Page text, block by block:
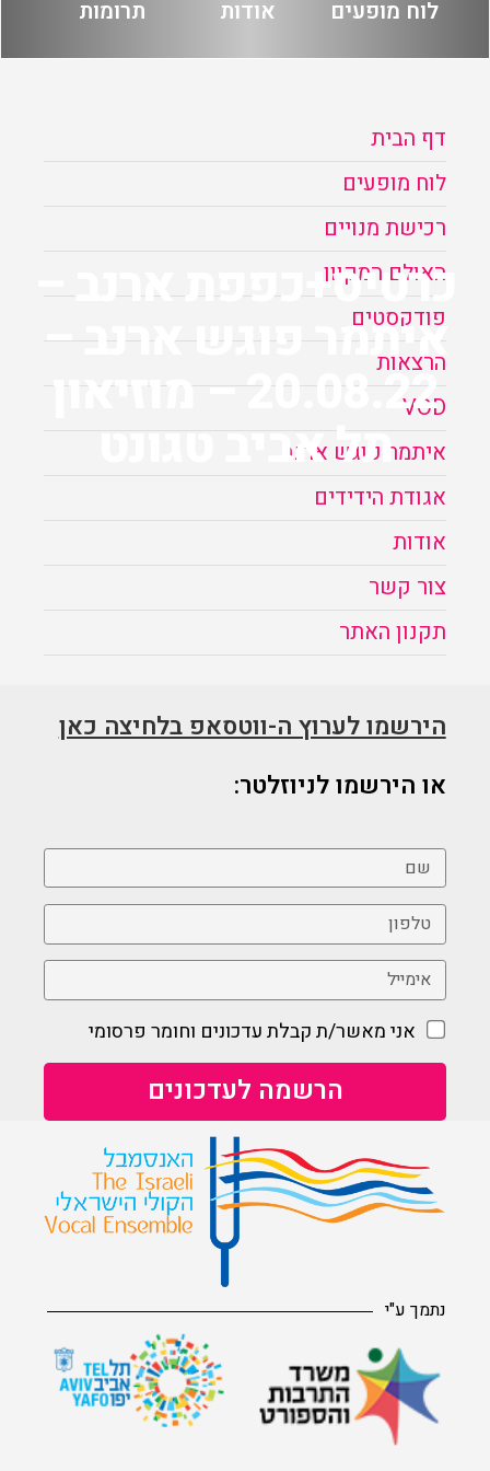
כרטיס+כפפת ארנב –
איתמר פוגש ארנב –
20.08.22 – מוזיאון
תל אביב טגונט
לוח מופעים אודות תרומות
דף הבית
לוח מופעים
רכישת מנויים
האולם המקוון
פודקסטים
הרצאות
VOD
איתמר פוגש ארנב
אגודת הידידים
אודות
צור קשר
תקנון האתר
הירשמו לערוץ ה-ווטסאפ בלחיצה כאן
או הירשמו לניוזלטר:
אני מאשר/ת קבלת עדכונים וחומר פרסומי
נתמך ע"י